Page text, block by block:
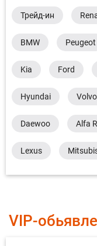
Трейд-ин
BMW Peugeot
Kia Ford
Hyundai Volvo
Daewoo Alfa
Lexus
VIP-